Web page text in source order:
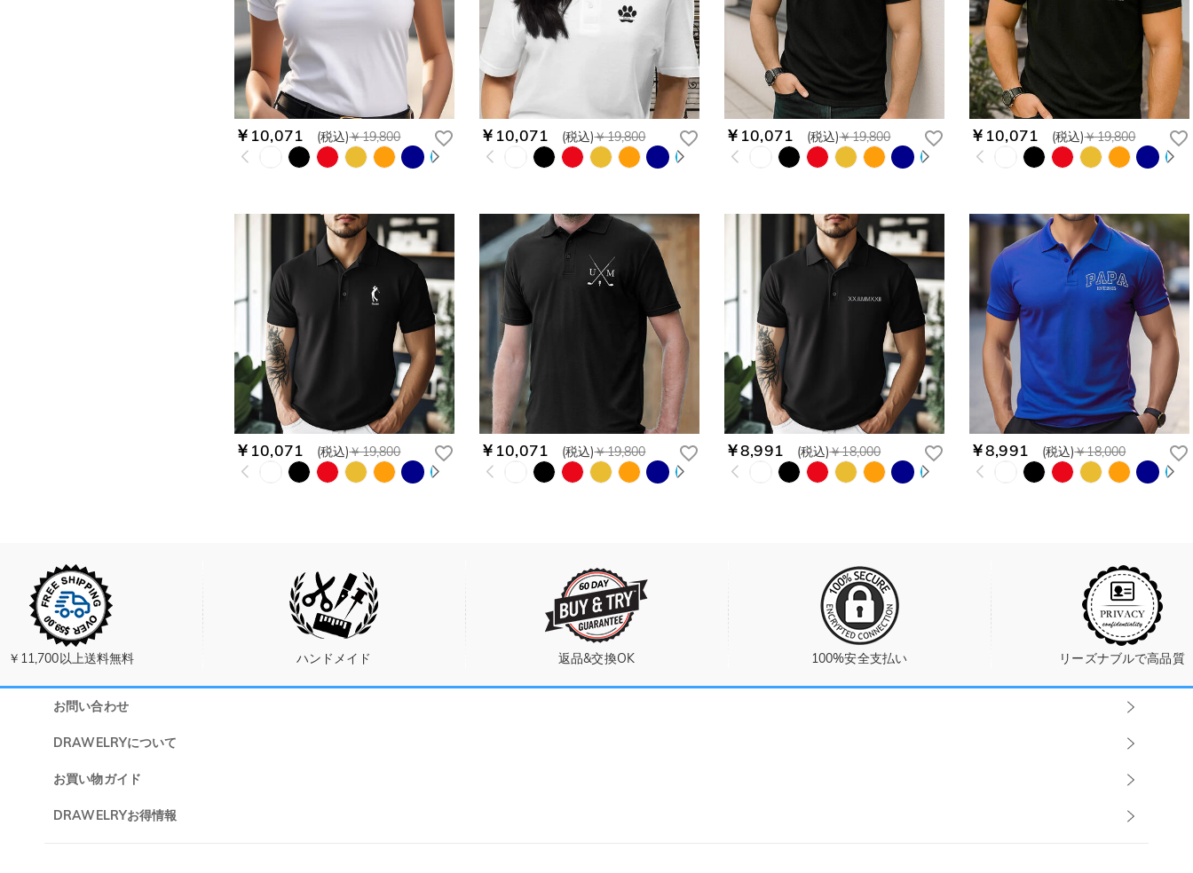
￥10,071 (税込)￥19,800 ￥10,071 (税込)￥19,800 ￥10,071 (税込)￥19,800 ￥10,071 (税込)￥19,800
￥10,071 (税込)￥19,800 ￥10,071 (税込)￥19,800 ￥8,991 (税込)￥18,000 ￥8,991 (税込)￥18,000
￥11,700以上送料無料 ハンドメイド 返品&交換OK 100%安全支払い リーズナブルで高品質
お問い合わせ
DRAWELRYについて
DRAWELRYについて
お買い物ガイド
発送について
DRAWELRYお得情報